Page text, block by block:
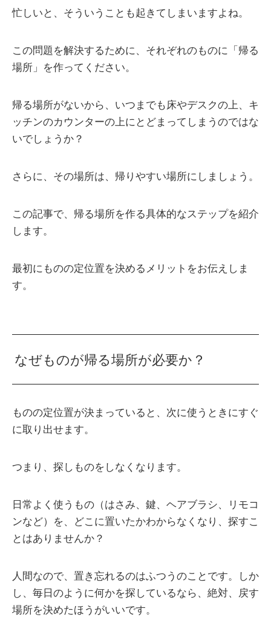
忙しいと、そういうことも起きてしまいますよね。
この問題を解決するために、それぞれのものに「帰る
場所」を作ってください。
帰る場所がないから、いつまでも床やデスクの上、キ
ッチンのカウンターの上にとどまってしまうのではな
いでしょうか？
さらに、その場所は、帰りやすい場所にしましょう。
この記事で、帰る場所を作る具体的なステップを紹介
します。
最初にものの定位置を決めるメリットをお伝えしま
す。
なぜものが帰る場所が必要か？
ものの定位置が決まっていると、次に使うときにすぐ
に取り出せます。
つまり、探しものをしなくなります。
日常よく使うもの（はさみ、鍵、ヘアブラシ、リモコ
ンなど）を、どこに置いたかわからなくなり、探すこ
とはありませんか？
人間なので、置き忘れるのはふつうのことです。しか
し、毎日のように何かを探しているなら、絶対、戻す
場所を決めたほうがいいです。